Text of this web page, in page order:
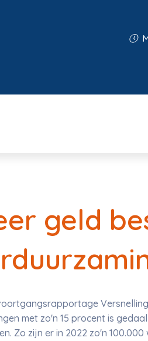
geld
met zo'n 15 procent is
Zo zijn er in 2022 zo'n